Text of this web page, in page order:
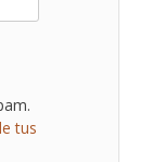
tus